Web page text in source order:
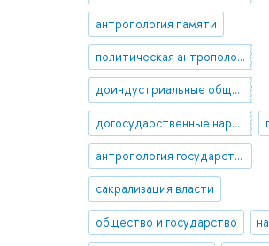
антропология памяти
политическая антропология
доиндустриальные общества
догосударственные народы
антропология государства
сакрализация власти
общество и государство